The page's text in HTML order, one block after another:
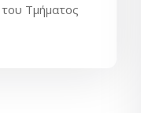
Τμήματος